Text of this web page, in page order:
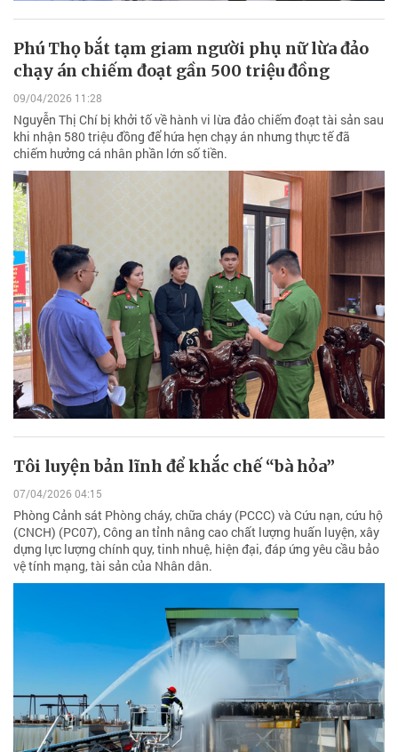
Phú Thọ bắt tạm giam người phụ nữ lừa đảo
chạy án chiếm đoạt gần 500 triệu đồng
09/04/2026 11:28
Nguyễn Thị Chí bị khởi tố về hành vi lừa đảo chiếm đoạt tài sản sau
khi nhận 580 triệu đồng để hứa hẹn chạy án nhưng thực tế đã
chiếm hưởng cá nhân phần lớn số tiền.
Tôi luyện bản lĩnh để khắc chế “bà hỏa”
07/04/2026 04:15
Phòng Cảnh sát Phòng cháy, chữa cháy (PCCC) và Cứu nạn, cứu hộ
(CNCH) (PC07), Công an tỉnh nâng cao chất lượng huấn luyện, xây
dựng lực lượng chính quy, tinh nhuệ, hiện đại, đáp ứng yêu cầu bảo
vệ tính mạng, tài sản của Nhân dân.